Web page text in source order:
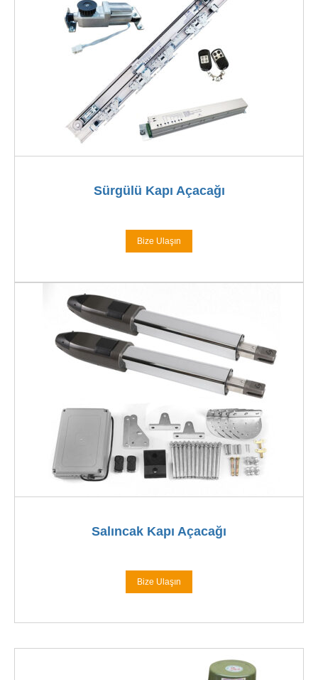
Sürgülü Kapı Açacağı
Bize Ulaşın
Salıncak Kapı Açacağı
Bize Ulaşın